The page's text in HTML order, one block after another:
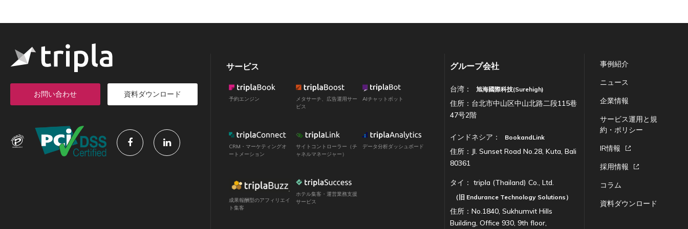
お問い合わせ 資料ダウンロード
サービス
予約エンジン
メタサーチ、広告運用サー
ビス
AIチャットボット
CRM・マーケティングオ
ートメーション
サイトコントローラー（チ
ャネルマネージャー）
データ分析ダッシュボード
成果報酬型のアフィリエイ
ト集客
ホテル集客・運営業務支援
サービス
グループ会社
台湾： 旭海國際科技(Surehigh)
住所：台北市中山区中山北路二段115巷
47号2階
インドネシア： BookandLink
住所：Jl. Sunset Road No.28, Kuta, Bali
80361
タイ： tripla (Thailand) Co., Ltd.
（旧 Endurance Technology Solutions ）
住所：No.1840, Sukhumvit Hills
Building, Office 930, 9th floor,
事例紹介
ニュース
企業情報
サービス運用と規
約・ポリシー
IR情報
採用情報
コラム
資料ダウンロード